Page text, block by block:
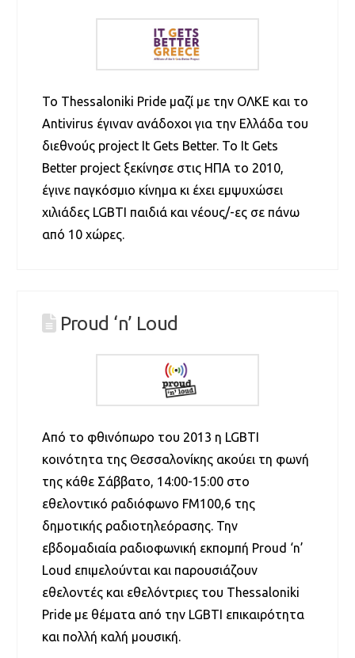
Το Thessaloniki Pride μαζί με την ΟΛΚΕ και το
Antivirus έγιναν ανάδοχοι για την Ελλάδα του
διεθνούς project It Gets Better. Το It Gets
Better project ξεκίνησε στις ΗΠΑ το 2010,
έγινε παγκόσμιο κίνημα κι έχει εμψυχώσει
χιλιάδες LGBTI παιδιά και νέους/-ες σε πάνω
από 10 χώρες.
Proud ‘n’ Loud
Από το φθινόπωρο του 2013 η LGBTI
κοινότητα της Θεσσαλονίκης ακούει τη φωνή
της κάθε Σάββατο, 14:00-15:00 στο
εθελοντικό ραδιόφωνο FM100,6 της
δημοτικής ραδιοτηλεόρασης. Την
εβδομαδιαία ραδιοφωνική εκπομπή Proud ‘n’
Loud επιμελούνται και παρουσιάζουν
εθελοντές και εθελόντριες του Thessaloniki
Pride με θέματα από την LGBTI επικαιρότητα
και πολλή καλή μουσική.